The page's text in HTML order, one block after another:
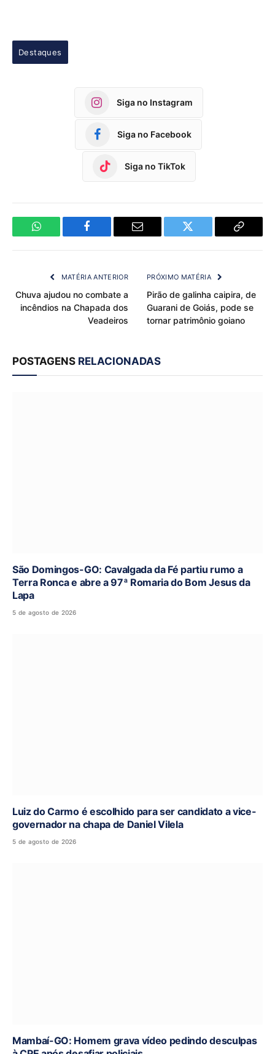
Destaques
Siga no Instagram
Siga no Facebook
Siga no TikTok
WhatsApp Facebook Email Twitter
Copy
MATÉRIA ANTERIOR
Chuva ajudou no combate a
incêndios na Chapada dos
Veadeiros
PRÓXIMO MATÉRIA
Pirão de galinha caipira, de
Guarani de Goiás, pode se
tornar patrimônio goiano
POSTAGENS RELACIONADAS
São Domingos-GO: Cavalgada da Fé partiu rumo a
Terra Ronca e abre a 97ª Romaria do Bom Jesus da
Lapa
5 de agosto de 2026
Luiz do Carmo é escolhido para ser candidato a vice-
governador na chapa de Daniel Vilela
5 de agosto de 2026
Mambaí-GO: Homem grava vídeo pedindo desculpas